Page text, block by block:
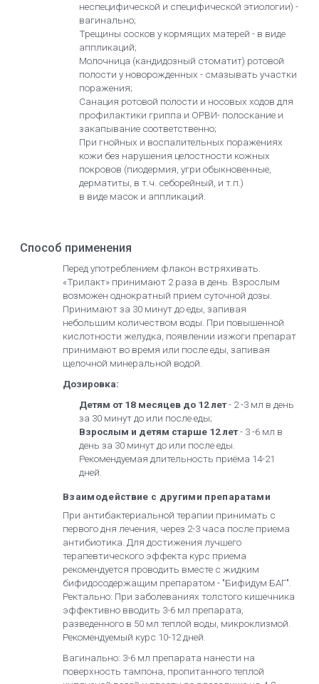
неспецифической и специфической этиологии) -
вагинально;
Трещины сосков у кормящих матерей - в виде
аппликаций;
Молочница (кандидозный стоматит) ротовой
полости у новорожденных - смазывать участки
поражения;
Санация ротовой полости и носовых ходов для
профилактики гриппа и ОРВИ- полоскание и
закапывание соответственно;
При гнойных и воспалительных поражениях
кожи без нарушения целостности кожных
покровов (пиодермия, угри обыкновенные,
дерматиты, в т.ч. себорейный, и т.п.)
в виде масок и аппликаций.
Способ применения
Перед употреблением флакон встряхивать.
«Трилакт» принимают 2 раза в день. Взрослым
возможен однократный прием суточной дозы.
Принимают за 30 минут до еды, запивая
небольшим количеством воды. При повышенной
кислотности желудка, появлении изжоги препарат
принимают во время или после еды, запивая
щелочной минеральной водой.
Дозировка:
Детям от 18 месяцев до 12 лет- 2 -3 мл в день
за 30 минут до или после еды;
Взрослым и детям старше 12 лет- 3 -6 мл в
день за 30 минут до или после еды.
Рекомендуемая длительность приёма 14-21
дней.
Взаимодействие с другими препаратами
При антибактериальной терапии принимать с
первого дня лечения, через 2-3 часа после приема
антибиотика. Для достижения лучшего
терапевтического эффекта курс приема
рекомендуется проводить вместе с жидким
бифидосодержащим препаратом - "Бифидум БАГ".
Ректально: При заболеваниях толстого кишечника
эффективно вводить 3-6 мл препарата,
разведенного в 50 мл теплой воды, микроклизмой.
Рекомендуемый курс 10-12 дней.
Вагинально: 3-6 мл препарата нанести на
поверхность тампона, пропитанного теплой